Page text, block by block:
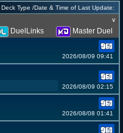
Deck Type /Date & Time of Last Update:
∨
DuelLinks
Master Duel
2026/08/09 09:41
2026/08/09 02:15
2026/08/08 01:41